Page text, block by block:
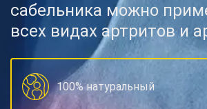
сабельника можно
всех видах артритов и
100% натуральный